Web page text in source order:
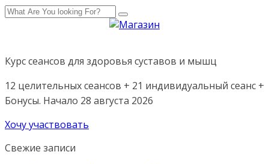
Курс сеансов для здоровья суставов и мышц
12 целительных сеансов + 21 индивидуальный сеанс +
Бонусы. Начало 28 августа 2026
Хочу участвовать
Свежие записи